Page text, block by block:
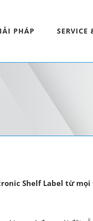
PHÁP SERVICE
Shelf Label từ mọi